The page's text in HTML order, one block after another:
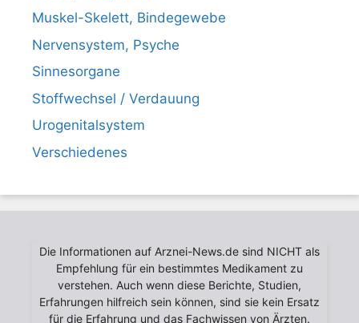
Muskel-Skelett, Bindegewebe
Nervensystem, Psyche
Sinnesorgane
Stoffwechsel / Verdauung
Urogenitalsystem
Verschiedenes
Die Informationen auf Arznei-News.de sind NICHT als
Empfehlung für ein bestimmtes Medikament zu
verstehen. Auch wenn diese Berichte, Studien,
Erfahrungen hilfreich sein können, sind sie kein Ersatz
für die Erfahrung und das Fachwissen von Ärzten.